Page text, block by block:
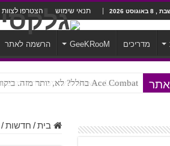
2026 תנאי שימוש הצטרפו לצוות
מדריכים GeeKRooM הרשמה לאתר
Ace Combat בחלל? לא, יותר מזה. ביקורת המשחק Chorus
Steven Universe והשירים שתורגמו בצורה נוראית לעברית
בית / חדשות /